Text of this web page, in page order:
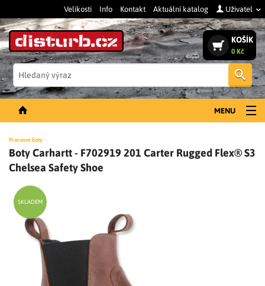
Velikosti Info Kontakt Aktuální katalog Uživatel
KOŠÍK
0 Kč
MENU
PÁNSKÉ OBLEČENÍ
DOPLŇKY
PRACOVNÍ BOTY
SLEVY A VÝPRODEJ
LIMITOVANÉ EDICE
Pracovní boty
Boty Carhartt - F702919 201 Carter Rugged Flex® S3
Chelsea Safety Shoe
SKLADEM